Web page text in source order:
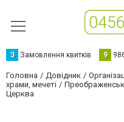
З Замовлення квитків 9
Головна Довідник
храми, мечеті
Церква